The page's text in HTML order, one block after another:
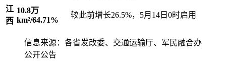
江
西
10.8万
km²/64.71%
较此前增长26.5%，5月14日0时启用
信息来源：各省发改委、交通运输厅、军民融合办
公开公告